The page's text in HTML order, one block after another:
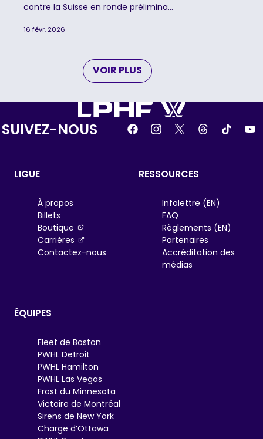
contre la Suisse en ronde prélimina...
16 févr. 2026
VOIR PLUS
SUIVEZ-NOUS
LIGUE
À propos
Billets
Boutique
, opens in a new tab
Carrières
, opens in a new tab
Contactez-nous
RESSOURCES
Infolettre (EN)
FAQ
Règlements (EN)
Partenaires
Accréditation des
médias
ÉQUIPES
Fleet de Boston
PWHL Detroit
PWHL Hamilton
PWHL Las Vegas
Frost du Minnesota
Victoire de Montréal
Sirens de New York
Charge d’Ottawa